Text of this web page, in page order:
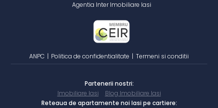
Agentia Inter Imobiliare Iasi
ANPC | Politica de confidentialitate | Termeni si conditii
Partenerii nostri:
Imobiliare Iasi
Blog Imobiliare Iasi
Reteaua de apartamente noi Iasi pe cartiere: